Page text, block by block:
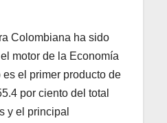
Colombiana ha sido
motor de la Economía
el primer producto de
por ciento del total
y el principal